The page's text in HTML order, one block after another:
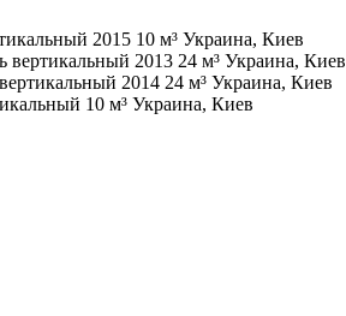
2015 10 м³ Украина, Киев
вертикальный 2013 24 м³ Украина, Киев
2014 24 м³ Украина, Киев
10 м³ Украина, Киев